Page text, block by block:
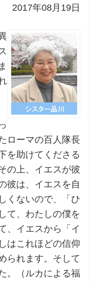
2017年08月19日
ローマの百人隊長
を助けてくださる
の上、イエスが彼
彼は、イエスを自
くないので、「ひ
て、わたしの僕を
、イエスから「イ
はこれほどの信仰
られます。そして
。（ルカによる福